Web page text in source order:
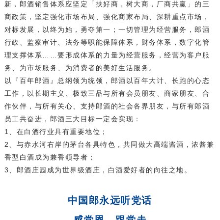
新，郎酒销售体系应坚定「扶好商，树大商，厂商共赢」的三
商政策，坚定强化市场布局、强化商家布局、深耕重点市场，
对标发展，以终为始，勇夺第一；一切管理为经营服务，郎酒
行政、监察审计、法务等职能保障体系，财务体系，数字化管
理支撑体系……要形成体系的力量为经营服务，经营为客户服
务、为市场服务、为消费者的美好生活服务。
以『百年郎酒』总纲领为统领，郎酒以百年大计、长跑的心态
工作，以长期主义、极致三品与所有会员朋友、商家朋友、合
作伙伴，与所有关心、支持郎酒的社会各界朋友，与所有郎酒
员工共奋进，郎酒三大目标一定会实现：
1、在白酒行业具有重要地位；
2、与赤水河右岸的茅台各具特色，共同做大高端酱酒，浓酱兼
香型白酒成为兼香领导者；
3、郎酒庄园成为世界级酒庄，白酒爱好者的向往之地。
中国郎永远听党话